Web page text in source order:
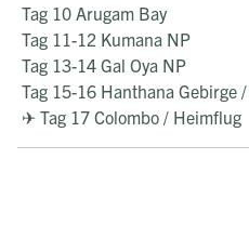
Tag 10 Arugam Bay
Tag 11-12 Kumana NP
Tag 13-14 Gal Oya NP
Tag 15-16 Hanthana Gebirge
✈ Tag 17 Colombo / Heimflug